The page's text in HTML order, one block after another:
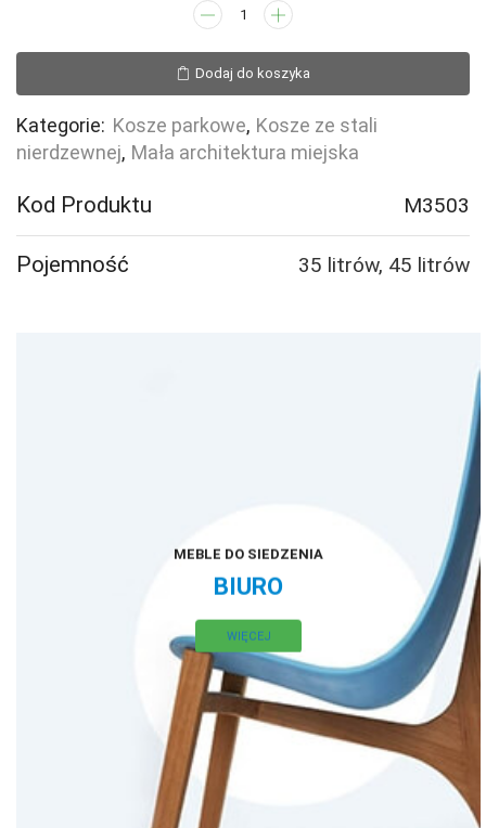
ilość
parkowy
ze
stali
nierdzewnej
daszkiem
Dodaj do koszyka
Kategorie: Kosze parkowe, Kosze ze stali
nierdzewnej, Mała architektura miejska
Kod Produktu M3503
Pojemność 35 litrów, 45 litrów
MEBLE DO SIEDZENIA
BIURO
WIĘCEJ